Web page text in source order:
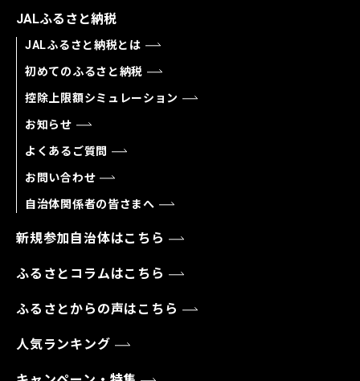
JALふるさと納税
JALふるさと納税とは
初めてのふるさと納税
控除上限額シミュレーション
お知らせ
よくあるご質問
お問い合わせ
自治体関係者の皆さまへ
新規参加自治体はこちら
ふるさとコラムはこちら
ふるさとからの声はこちら
人気ランキング